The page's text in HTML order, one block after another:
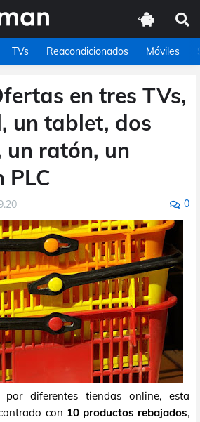
TVs Reacondicionados Móviles
en tres TVs,
un tablet, dos
un ratón, un
PLC
0
por diferentes tiendas online, esta
con 10 productos rebajados,